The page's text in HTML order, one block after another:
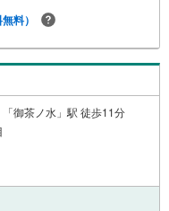
料）
御茶ノ水」駅 徒歩11分